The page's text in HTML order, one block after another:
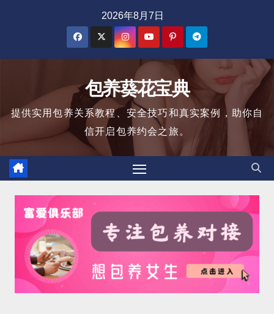
2026年8月7日
包养葵花宝典
提供实用包养关系教程、安全技巧和真实案例，助你自
信开启包养约会之旅。